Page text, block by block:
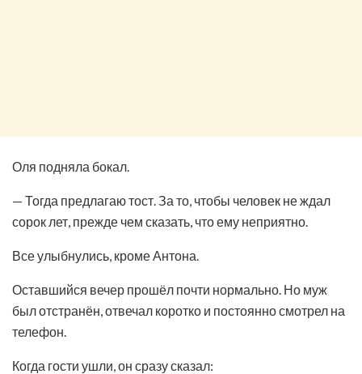
Оля подняла бокал.
— Тогда предлагаю тост. За то, чтобы человек не ждал
сорок лет, прежде чем сказать, что ему неприятно.
Все улыбнулись, кроме Антона.
Оставшийся вечер прошёл почти нормально. Но муж
был отстранён, отвечал коротко и постоянно смотрел на
телефон.
Когда гости ушли, он сразу сказал: